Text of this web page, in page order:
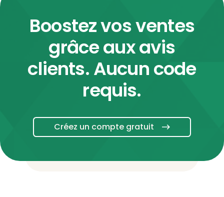
Boostez vos ventes
grâce aux avis
clients. Aucun code
requis.
Créez un compte gratuit